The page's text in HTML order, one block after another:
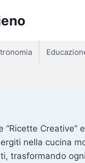
“Ricette
nella cucina
trasformando